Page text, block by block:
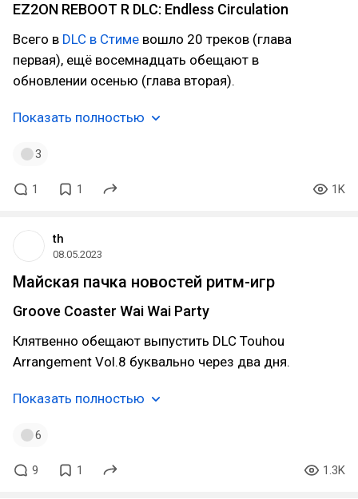
EZ2ON REBOOT R DLC: Endless Circulation
Всего в DLC в Стиме вошло 20 треков (глава
первая), ещё восемнадцать обещают в
обновлении осенью (глава вторая).
Показать полностью
3
1 1 1K
th
08.05.2023
Майская пачка новостей ритм-игр
Groove Coaster Wai Wai Party
Клятвенно обещают выпустить DLC Touhou
Arrangement Vol.8 буквально через два дня.
Показать полностью
6
9 1 1.3K